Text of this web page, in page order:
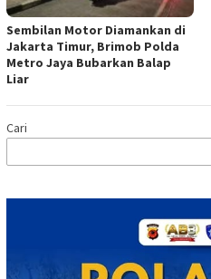
Sembilan Motor Diamankan di
Jakarta Timur, Brimob Polda
Metro Jaya Bubarkan Balap
Liar
Cari